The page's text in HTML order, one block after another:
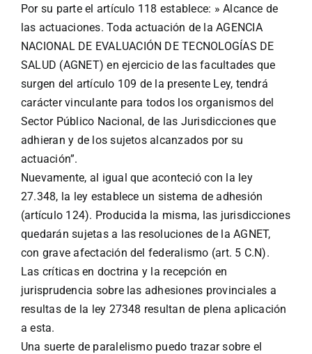
Por su parte el artículo 118 establece: » Alcance de
las actuaciones. Toda actuación de la AGENCIA
NACIONAL DE EVALUACIÓN DE TECNOLOGÍAS DE
SALUD (AGNET) en ejercicio de las facultades que
surgen del artículo 109 de la presente Ley, tendrá
carácter vinculante para todos los organismos del
Sector Público Nacional, de las Jurisdicciones que
adhieran y de los sujetos alcanzados por su
actuación”.
Nuevamente, al igual que aconteció con la ley
27.348, la ley establece un sistema de adhesión
(artículo 124). Producida la misma, las jurisdicciones
quedarán sujetas a las resoluciones de la AGNET,
con grave afectación del federalismo (art. 5 C.N).
Las críticas en doctrina y la recepción en
jurisprudencia sobre las adhesiones provinciales a
resultas de la ley 27348 resultan de plena aplicación
a esta.
Una suerte de paralelismo puedo trazar sobre el